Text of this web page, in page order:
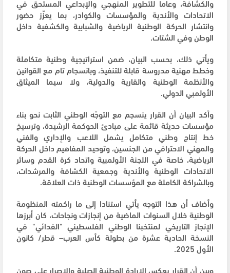
والكشافة، وعاما للتطوير المنهجي والإبداعي المستحق في
الاتحادات والأندية والمؤسسات والكوادر، بما يعزّز حضور
وانتشار الحركة الوطنية الرياضية والشبابية والكشفية داخل
الوطن وفي الشتات.
ويأتي ذلك، بحسب البيان، ضمن استراتيجية وطنية متكاملة
وخطط مهنية مدروسة قابلة للتنفيذ، وبانسجام تام مع القوانين
والأنظمة الوطنية والقارية والدولية، ولا سيما الميثاق
الأولمبي الدولي.
وأكد البيان أن القرار ينسجم مع التوجّه الوطني الثابت نحو بناء
مؤسسات حديثة قائمة على مبادئ الحوكمة الرشيدة، وترسيخ
خط إنتاج وطني متكامل يشمل اللاعب والإداري والفني
والمهني الاحترافي من الجنسين، وتوحيد المفاهيم داخل الحركة
الرياضية، خاصة في اللجنة الأولمبية واتحاد كرة القدم وسائر
الاتحادات الوطنية والأندية وجمعية الكشافة والمرشدات،
وبالشراكة الكاملة مع المؤسسات الوطنية ذات العلاقة.
وأضاف أن هذا التوجه يأتي استنادا إلى ما راكمته المنظومة
الوطنية خلال السنوات الماضية من إنجازات ونجاحات، كان أبرزها
الإنجاز التاريخي لمنتخبنا الوطني الفلسطيني "الفدائي" في
النسخة الحادية عشرة من بطولة كأس العرب– قطر/ كانون
الأول 2025.
وبين أن القرار يعكس الإرادة الوطنية الصلبة والإصرار على صون